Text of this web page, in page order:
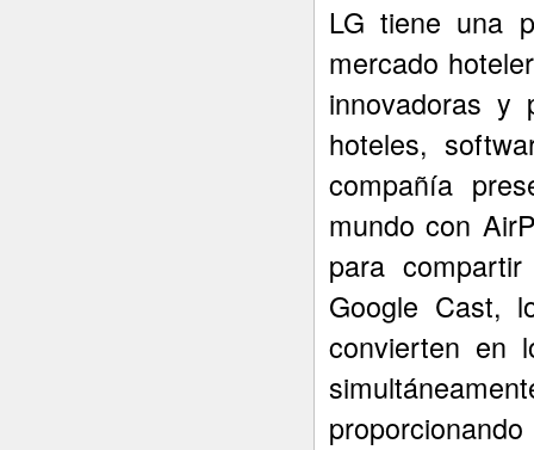
LG tiene una
mercado
innovadoras y
hoteles,
compañía
mundo con
para
Google Cast,
convierten en